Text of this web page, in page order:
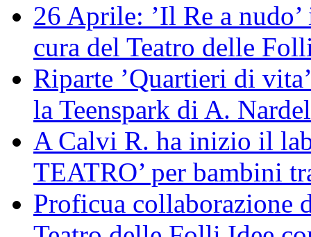
26 Aprile: ’Il Re a
cura del Teatro delle
Riparte ’Quartieri di
la Teenspark di A.
A Calvi R. ha inizio il
TEATRO’ per bambini
Proficua collaborazione